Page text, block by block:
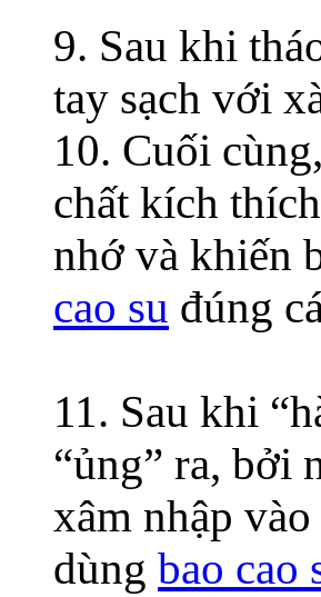
9. Sau khi
tay sạch với
10. Cuối
chất kích
nhớ và khiến
cao su đúng
11. Sau khi
“ủng” ra, bởi
xâm nhập
dùng bao cao